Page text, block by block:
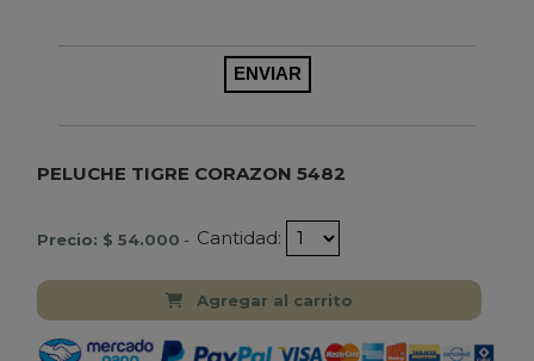
PELUCHE TIGRE CORAZON 5482
Precio: $ 54.000 - Cantidad:
Agregar al carrito